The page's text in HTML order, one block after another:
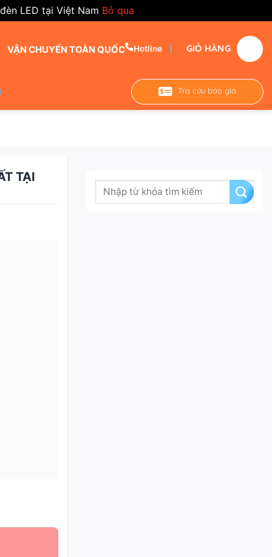
LED tại Việt Nam Bỏ qua
VẬN CHUYỂN TOÀN QUỐC Hotline GIỎ HÀNG
Tra cứu báo giá
TẠI